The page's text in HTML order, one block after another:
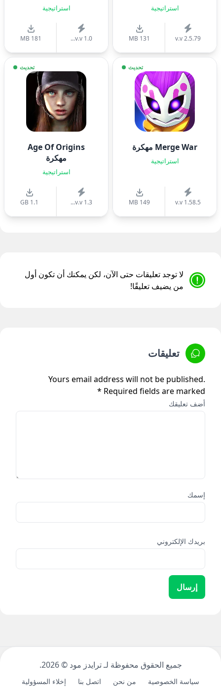
استراتيجية
v.v 2.5.79
131 MB
استراتيجية
v.v 1.0...
181 MB
تحديث
Merge War مهكرة
استراتيجية
v.v 1.58.5
149 MB
تحديث
Age Of Origins
مهكرة
استراتيجية
v.v 1.3...
1.1 GB
لا توجد تعليقات حتى الآن، لكن يمكنك أن تكون أول
من يضيف تعليقًا!
تعليقات
Yours email address will not be published.
Required fields are marked *
أضف تعليقك
إسمك
بريدك الإلكتروني
إرسال
جميع الحقوق محفوظة لـ ترايدز مود ©2026.
سياسة الخصوصية من نحن اتصل بنا إخلاء المسؤولية